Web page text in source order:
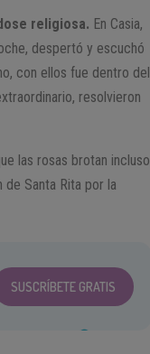
religiosa. En Casia,
despertó y escuchó
con ellos fue dentro del
resolvieron
las rosas brotan incluso
de Santa Rita por la
SUSCRÍBETE GRATIS